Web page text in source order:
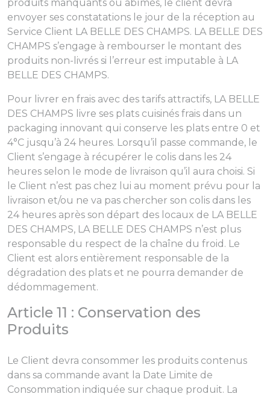
produits manquants ou abîmés, le client devra
envoyer ses constatations le jour de la réception au
Service Client LA BELLE DES CHAMPS. LA BELLE DES
CHAMPS s’engage à rembourser le montant des
produits non-livrés si l’erreur est imputable à LA
BELLE DES CHAMPS.
Pour livrer en frais avec des tarifs attractifs, LA BELLE
DES CHAMPS livre ses plats cuisinés frais dans un
packaging innovant qui conserve les plats entre 0 et
4°C jusqu’à 24 heures. Lorsqu’il passe commande, le
Client s’engage à récupérer le colis dans les 24
heures selon le mode de livraison qu’il aura choisi. Si
le Client n’est pas chez lui au moment prévu pour la
livraison et/ou ne va pas chercher son colis dans les
24 heures après son départ des locaux de LA BELLE
DES CHAMPS, LA BELLE DES CHAMPS n’est plus
responsable du respect de la chaîne du froid. Le
Client est alors entièrement responsable de la
dégradation des plats et ne pourra demander de
dédommagement.
Article 11 : Conservation des
Produits
Le Client devra consommer les produits contenus
dans sa commande avant la Date Limite de
Consommation indiquée sur chaque produit. La